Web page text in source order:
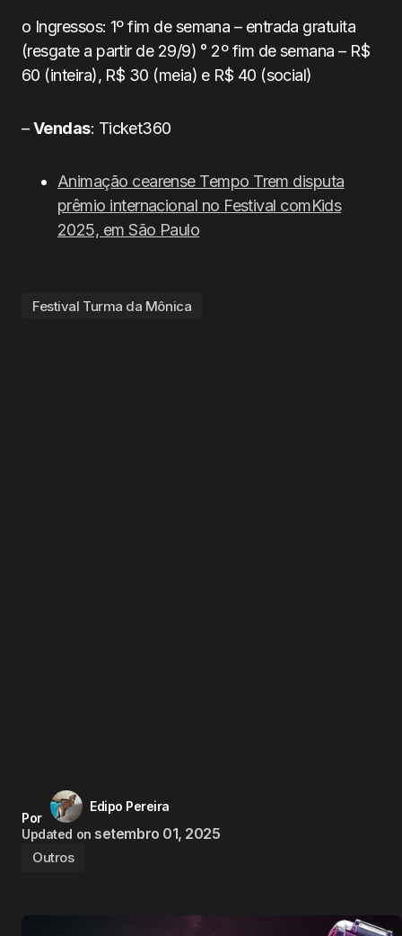
o Ingressos: 1º fim de semana – entrada gratuita
(resgate a partir de 29/9) ° 2º fim de semana – R$
60 (inteira), R$ 30 (meia) e R$ 40 (social)
–Vendas: Ticket360
Animação cearense Tempo Trem disputa
prêmio internacional no Festival comKids
2025, em São Paulo
Festival Turma da Mônica
Por
Edipo Pereira
Updated on setembro 01, 2025
Outros